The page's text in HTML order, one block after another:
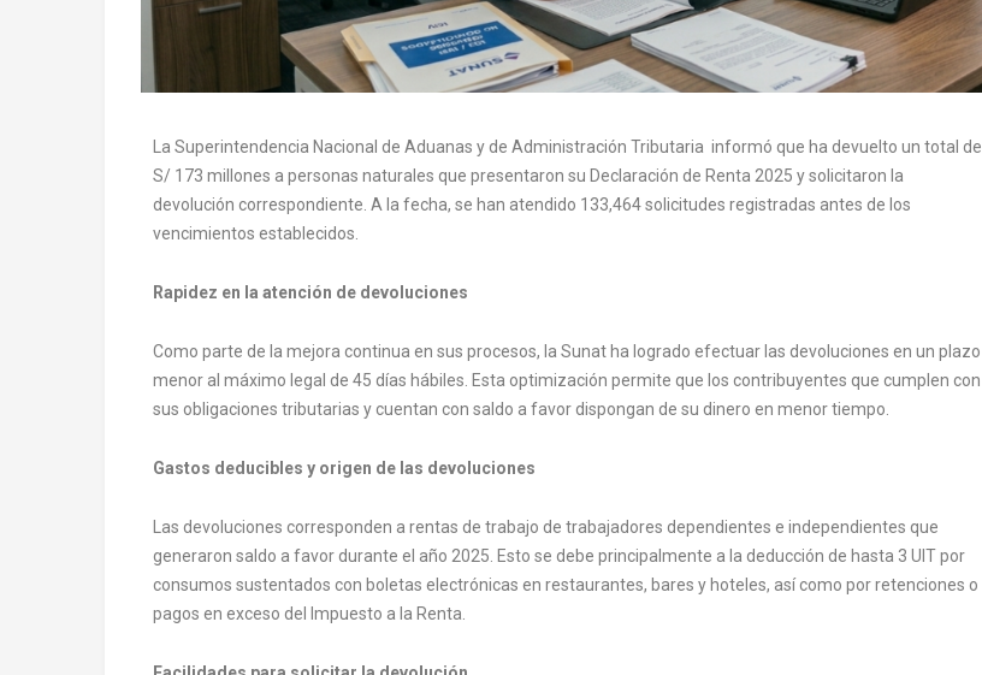
La Superintendencia Nacional de Aduanas y de Administración Tributaria informó que ha devuelto un total de
S/ 173 millones a personas naturales que presentaron su Declaración de Renta 2025 y solicitaron la
devolución correspondiente. A la fecha, se han atendido 133,464 solicitudes registradas antes de los
vencimientos establecidos.
Rapidez en la atención de devoluciones
Como parte de la mejora continua en sus procesos, la Sunat ha logrado efectuar las devoluciones en un plazo
menor al máximo legal de 45 días hábiles. Esta optimización permite que los contribuyentes que cumplen con
sus obligaciones tributarias y cuentan con saldo a favor dispongan de su dinero en menor tiempo.
Gastos deducibles y origen de las devoluciones
Las devoluciones corresponden a rentas de trabajo de trabajadores dependientes e independientes que
generaron saldo a favor durante el año 2025. Esto se debe principalmente a la deducción de hasta 3 UIT por
consumos sustentados con boletas electrónicas en restaurantes, bares y hoteles, así como por retenciones o
pagos en exceso del Impuesto a la Renta.